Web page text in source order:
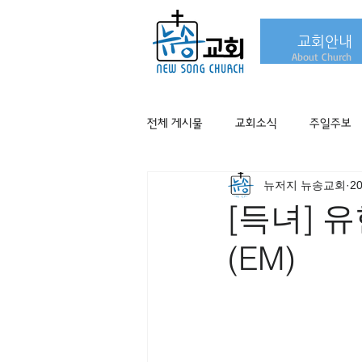
교회안내
About Church
전체 게시물 교회소식 주일주보
[득녀]
(EM)
뉴저지 뉴송교회